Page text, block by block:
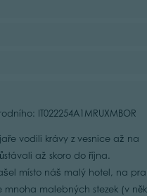
IT022254A1MRUXMBOR
vodili krávy z vesnice až na
až skoro do října.
místo náš malý hotel, na
mnoha malebných stezek (v